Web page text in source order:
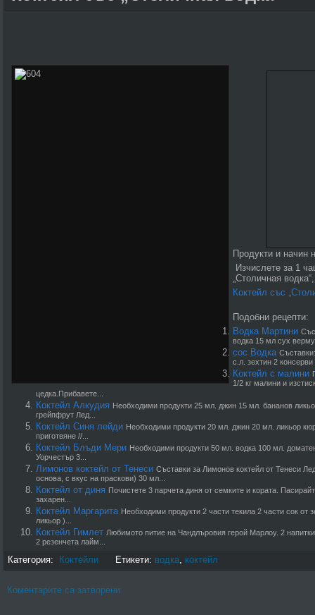
Продукти и начин
Изчислете за 1
„Столичная
Коктейл със
Подобни рецепти:
Водка Мартини
водка 15 мл сух
сос Водка
с.л. зехтин 2
Коктейл с малини
1/2 кг малини и
цедка.Прибавете...
Коктейл Алкудия Необходими продукти 25 мл. джин 15 мл. бананов
грейпфрут Лед...
Коктейл Синя лейди Необходими продукти 20 мл. джин 20 мл. ликьор
приготвяне //...
Коктейл Блъди Мери Необходими продукти 50 мл. водка 100 мл.
Уорчестър 3...
Лимонов коктейл от Тенеси Съставки за Лимонов коктейл от Тенеси
основа, с вкус на праскови) 30 мл...
Коктейл от диня Почистете 3 парче­та диня от семките и кората.
захарен...
Коктейл Маргарита Необходими продукти 2 части текила 2 части сок от
ликьор )...
Коктейл Гимлет Любимото питие на Чандлъровия герой Марлоу. 2
2 резенчета лайм...
Категория:
Коктейли Етикети: водка, коктейл
Коментарите са затворени.